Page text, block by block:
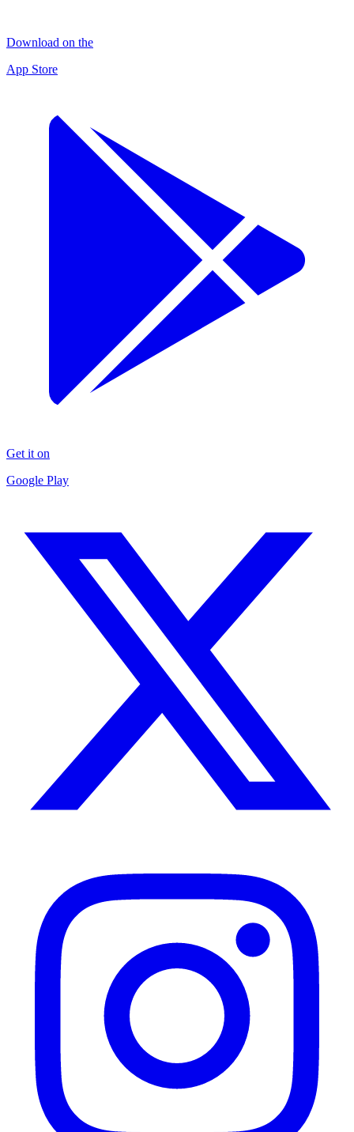
Download on the
App Store
Get it on
Google Play